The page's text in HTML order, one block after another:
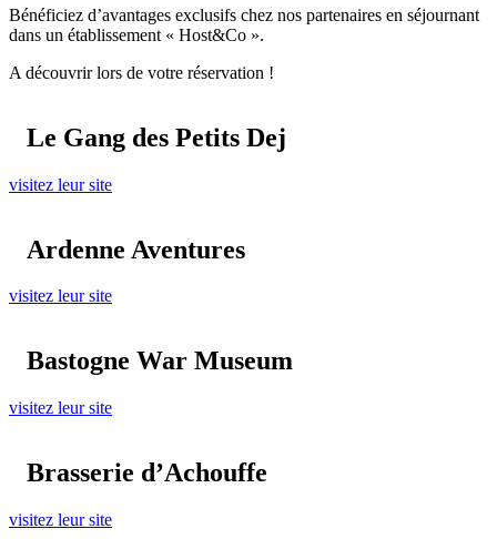
Bénéficiez d’avantages exclusifs chez nos partenaires en séjournant
dans un établissement « Host&Co ».
A découvrir lors de votre réservation !
Le Gang des Petits Dej
visitez leur site
Ardenne Aventures
visitez leur site
Bastogne War Museum
visitez leur site
Brasserie d’Achouffe
visitez leur site